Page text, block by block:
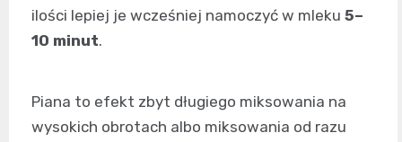
ilości lepiej je wcześniej namoczyć w mleku 5–
10 minut.
Piana to efekt zbyt długiego miksowania na
wysokich obrotach albo miksowania od razu